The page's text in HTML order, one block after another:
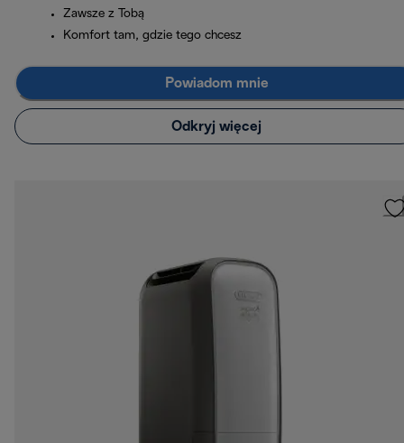
Zawsze z Tobą
Komfort tam, gdzie tego chcesz
Powiadom mnie
Odkryj więcej